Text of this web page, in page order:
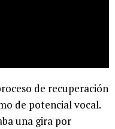
de recuperación
de potencial vocal.
una gira por